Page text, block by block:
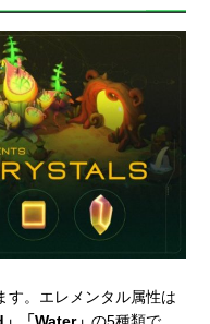
す。エレメンタル属性は
「Water」の5種類で